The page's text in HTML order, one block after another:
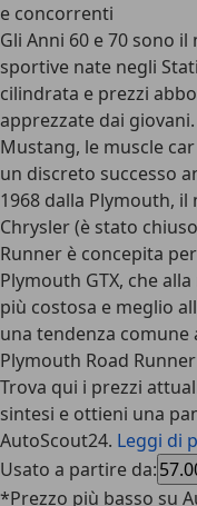
e concorrenti
Gli Anni 60 e 70 sono
sportive nate negli
cilindrata e prezzi
apprezzate dai
Mustang, le muscle
un discreto successo
1968 dalla Plymouth,
Chrysler (è stato
Runner è concepita
Plymouth GTX, che
più costosa e meglio
una tendenza comune
Plymouth Road
Trova qui i prezzi
sintesi e ottieni una
AutoScout24. Leggi di
Usato a partire da:
*Prezzo più basso su